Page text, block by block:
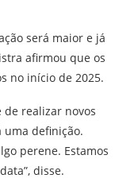
será maior e já
afirmou que os
no início de 2025.
realizar novos
uma definição.
perene. Estamos
disse.